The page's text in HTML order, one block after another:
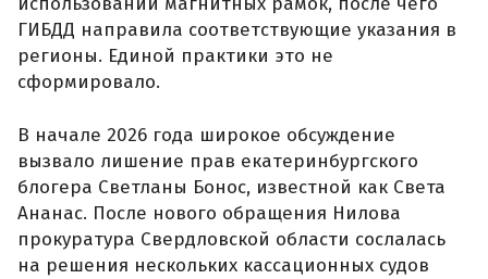
ГИБДД направила соответствующие указания в
регионы. Единой практики это не
сформировало.
В начале 2026 года широкое обсуждение
вызвало лишение прав екатеринбургского
блогера Светланы Бонос, известной как Света
Ананас. После нового обращения Нилова
прокуратура Свердловской области сослалась
на решения нескольких кассационных судов